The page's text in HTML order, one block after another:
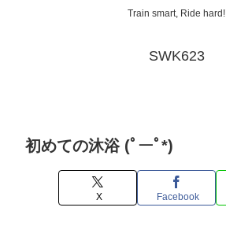
Train smart, Ride hard!
SWK623
初めての沐浴 (ﾟーﾟ*)
X Facebook